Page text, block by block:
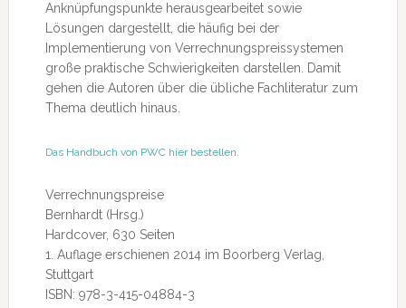
Anknüpfungspunkte herausgearbeitet sowie
Lösungen dargestellt, die häufig bei der
Implementierung von Verrechnungspreissystemen
große praktische Schwierigkeiten darstellen. Damit
gehen die Autoren über die übliche Fachliteratur zum
Thema deutlich hinaus.
Das Handbuch von PWC hier bestellen.
Verrechnungspreise
Bernhardt (Hrsg.)
Hardcover, 630 Seiten
1. Auflage erschienen 2014 im Boorberg Verlag,
Stuttgart
ISBN: 978-3-415-04884-3